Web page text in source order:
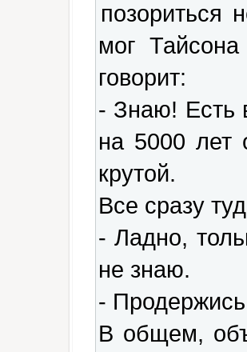
позориться
мог
говорит:
- Знаю! Есть
на 5000 лет
крутой.
Все сразу
- Ладно,
не знаю.
-
В общем,